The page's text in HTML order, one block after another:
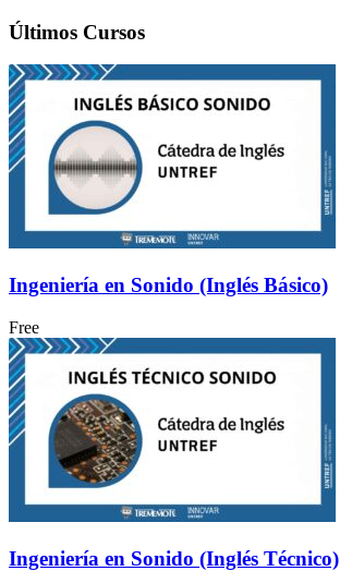
Últimos Cursos
Ingeniería en Sonido (Inglés Básico)
Free
Ingeniería en Sonido (Inglés Técnico)